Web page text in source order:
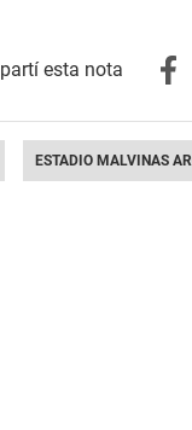
ESTADIO MALVINAS